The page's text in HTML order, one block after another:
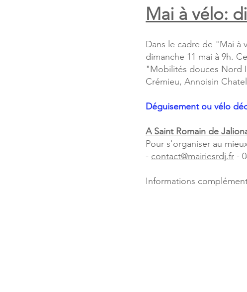
Mai à vélo:
Dans le cadre de "Mai à
dimanche 11 mai à 9h.
"Mobilités douces Nord
Crémieu, Annoisin
Déguisement ou vélo
A Saint Romain de
Pour s'organiser au
- contact@mairiesrdj.fr -
Informations